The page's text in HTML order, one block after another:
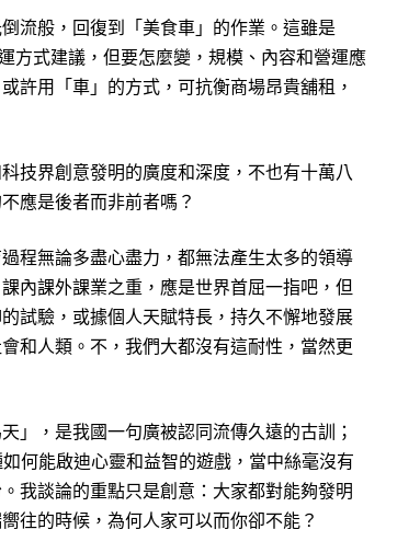
流般，回復到「美食車」的作業。這雖是
方式建議，但要怎麼變，規模、內容和營運應
許用「車」的方式，可抗衡商場昂貴舖租，
技界創意發明的廣度和深度，不也有十萬八
應是後者而非前者嗎？
程無論多盡心盡力，都無法產生太多的領導
內課外課業之重，應是世界首屈一指吧，但
試驗，或據個人天賦特長，持久不懈地發展
和人類。不，我們大都沒有這耐性，當然更
」，是我國一句廣被認同流傳久遠的古訓；
如何能啟迪心靈和益智的遊戲，當中絲毫沒有
我談論的重點只是創意：大家都對能夠發明
往的時候，為何人家可以而你卻不能？